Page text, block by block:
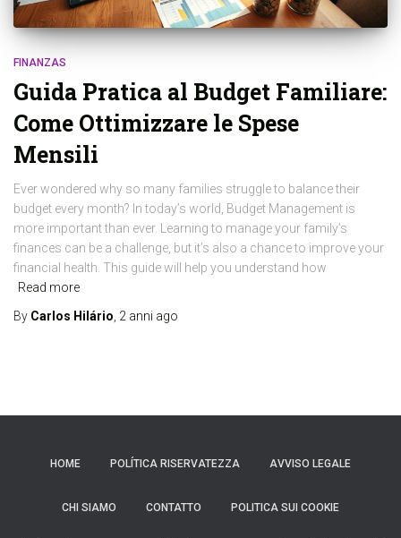
FINANZAS
Guida Pratica al Budget Familiare:
Come Ottimizzare le Spese
Mensili
Ever wondered why so many families struggle to balance their
budget every month? In today’s world, Budget Management is
more important than ever. Learning to manage your family’s
finances can be a challenge, but it’s also a chance to improve your
financial health. This guide will help you understand how
Read more
By Carlos Hilário 2 anni ago
HOME POLÍTICA RISERVATEZZA AVVISO LEGALE
CHI SIAMO CONTATTO POLITICA SUI COOKIE